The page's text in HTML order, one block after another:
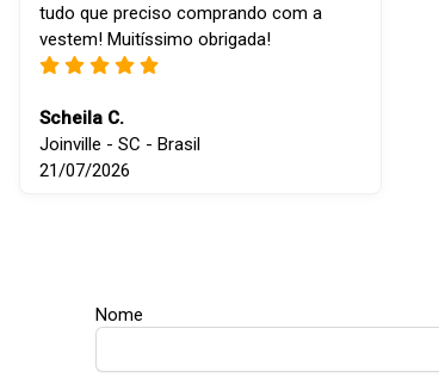
tudo que preciso comprando com a
vestem! Muitíssimo obrigada!
Scheila C.
Joinville - SC - Brasil
21/07/2026
Nome